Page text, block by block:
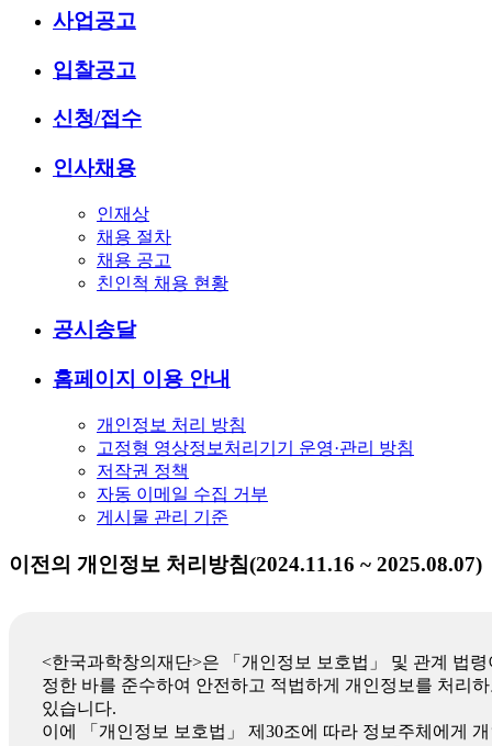
사업공고
입찰공고
신청/접수
인사채용
인재상
채용 절차
채용 공고
친인척 채용 현황
공시송달
홈페이지 이용 안내
개인정보 처리 방침
고정형 영상정보처리기기 운영·관리 방침
저작권 정책
자동 이메일 수집 거부
게시물 관리 기준
이전의 개인정보 처리방침(2024.11.16 ~ 2025.08.07)
<한국과학창의재단>은 「개인정보 보호법」 및 관계 법령
정한 바를 준수하여 안전하고 적법하게 개인정보를 처리
있습니다.
이에 「개인정보 보호법」 제30조에 따라 정보주체에게